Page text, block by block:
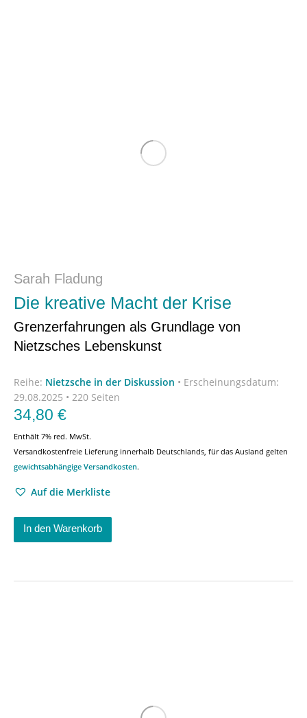
Sarah Fladung
Die kreative Macht der Krise
Grenzerfahrungen als Grundlage von
Nietzsches Lebenskunst
Reihe: Nietzsche in der Diskussion • Erscheinungsdatum:
29.08.2025 • 220 Seiten
34,80 €
Enthält 7% red. MwSt.
Versandkostenfreie Lieferung innerhalb Deutschlands, für das Ausland gelten
gewichtsabhängige Versandkosten.
Auf die Merkliste
In den Warenkorb